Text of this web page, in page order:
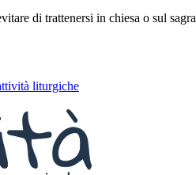
di trattenersi in chiesa o sul
liturgiche